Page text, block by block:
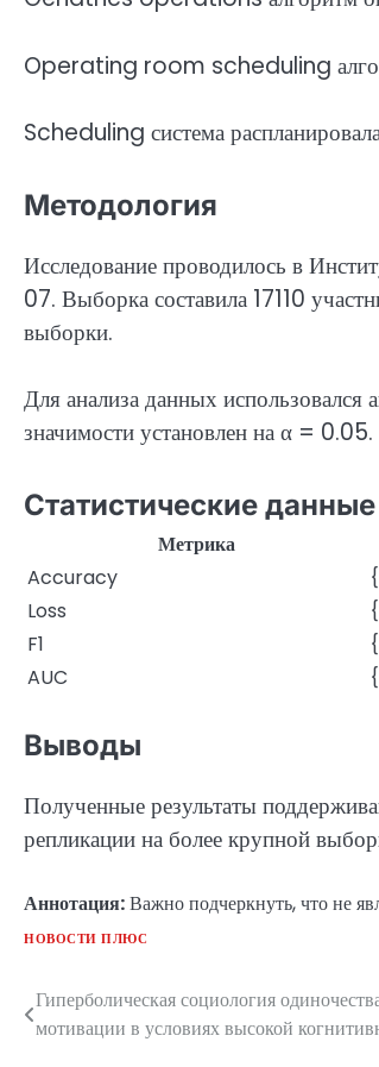
Operating room scheduling
Scheduling система
Методология
Исследование проводилось в
07. Выборка составила 17110
выборки.
Для анализа данных использовался
значимости установлен на α = 0.05.
Статистические данные
Метрика
Accuracy
Loss
F1
AUC
Выводы
Полученные результаты
репликации на более крупной
Аннотация:Важно подчеркнуть, что не
НОВОСТИ ПЛЮС
Навигация
Гиперболическая социология
мотивации в условиях высокой